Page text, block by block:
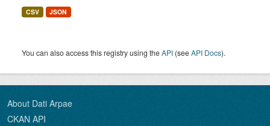
CSV JSON
You can also access this registry using theAPI (seeAPI Docs).
About Dati Arpae
CKAN API